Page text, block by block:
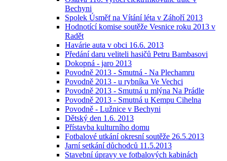
Bechyni
Spolek Úsměf na Vítání léta v Záhoří 2013
Hodnotící komise soutěže Vesnice roku 2013 v
Radět
Havárie auta v obci 16.6. 2013
Předání daru veliteli hasičů Petru Bambasovi
Dokopná - jaro 2013
Povodně 2013 - Smutná - Na Plechamru
Povodně 2013 - u rybníka Ve Vechci
Povodně 2013 - Smutná u mlýna Na Prádle
Povodně 2013 - Smutná u Kempu Cihelna
Povodně - Lužnice v Bechyni
Dětský den 1.6. 2013
Přístavba kulturního domu
Fotbalové utkání okresní soutěže 26.5.2013
Jarní setkání důchodců 11.5.2013
Stavební úpravy ve fotbalových kabinách